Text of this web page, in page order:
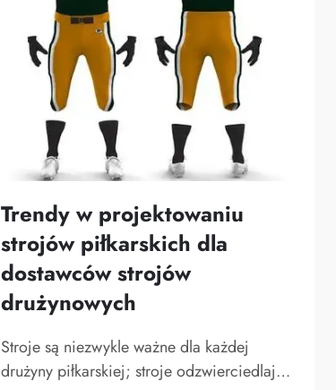
Trendy w projektowaniu
strojów piłkarskich dla
dostawców strojów
drużynowych
Stroje są niezwykle ważne dla każdej
drużyny piłkarskiej; stroje odzwierciedlają